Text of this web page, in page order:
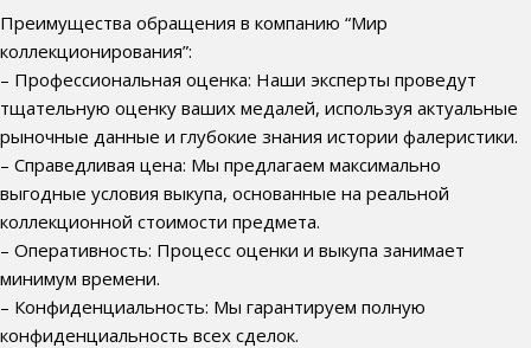
Преимущества обращения в компанию “Мир
коллекционирования”:
– Профессиональная оценка: Наши эксперты проведут
тщательную оценку ваших медалей, используя актуальные
рыночные данные и глубокие знания истории фалеристики.
– Справедливая цена: Мы предлагаем максимально
выгодные условия выкупа, основанные на реальной
коллекционной стоимости предмета.
– Оперативность: Процесс оценки и выкупа занимает
минимум времени.
– Конфиденциальность: Мы гарантируем полную
конфиденциальность всех сделок.